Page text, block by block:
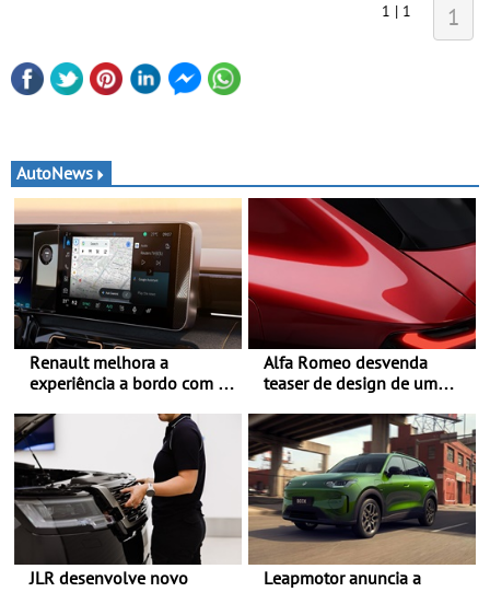
1 | 1 1
AutoNews
Renault melhora a
experiência a bordo com o
de IA da google, agora
disponível com o OpenR
link
Alfa Romeo desvenda
teaser de design de um
C - Apresentado
oficialmente no quarto
trimestre de 2027
JLR desenvolve novo
Leapmotor anuncia a